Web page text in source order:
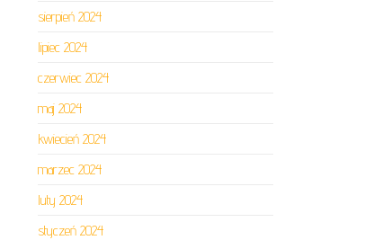
sierpień 2024
lipiec 2024
czerwiec 2024
maj 2024
kwiecień 2024
marzec 2024
luty 2024
styczeń 2024